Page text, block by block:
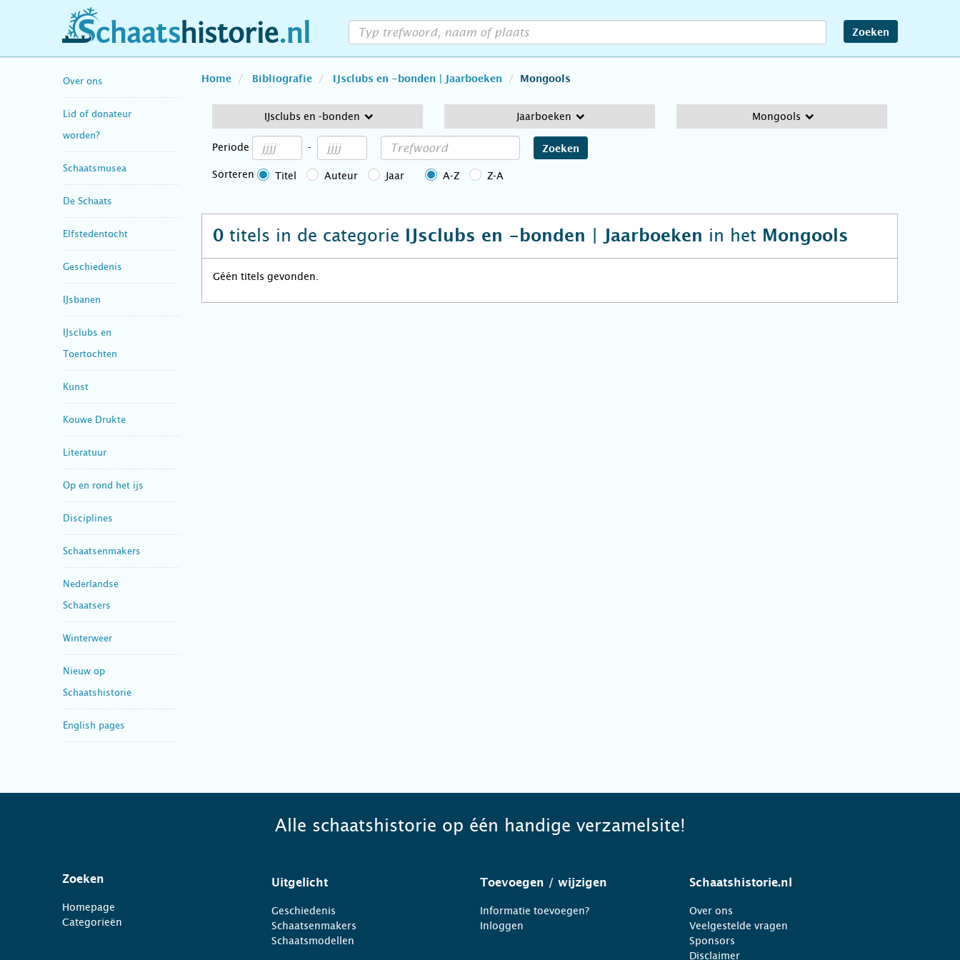
schaatshistorie.nl Zoeken
Over ons
Lid of donateur
worden?
Schaatsmusea
De Schaats
Elfstedentocht
Geschiedenis
IJsbanen
IJsclubs en
Toertochten
Kunst
Kouwe Drukte
Literatuur
Op en rond het ijs
Disciplines
Schaatsenmakers
Nederlandse
Schaatsers
Winterweer
Nieuw op
Schaatshistorie
English pages
Home Bibliografie IJsclubs en -bonden | Jaarboeken Mongools
IJsclubs en -bonden Jaarboeken Mongools
Periode - Zoeken
Sorteren Titel Auteur Jaar A-Z Z-A
0 titels in de categorie IJsclubs en -bonden | Jaarboeken in het Mongools
Géén titels gevonden.
Alle schaatshistorie op één handige verzamelsite!
Zoeken
Homepage
Categorieën
Uitgelicht
Geschiedenis
Schaatsenmakers
Schaatsmodellen
Toevoegen / wijzigen
Informatie toevoegen?
Inloggen
Schaatshistorie.nl
Over ons
Veelgestelde vragen
Sponsors
Disclaimer